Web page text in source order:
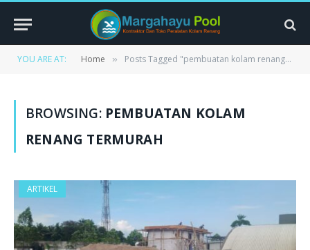
YOU ARE AT: Home » Posts Tagged "pembuatan kolam renang termurah"
BROWSING: PEMBUATAN KOLAM
RENANG TERMURAH
ARTIKEL